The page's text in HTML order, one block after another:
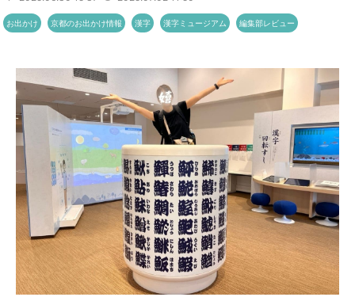
お出かけ 京都のお出かけ情報 漢字 漢字ミュージアム 編集部レビュー